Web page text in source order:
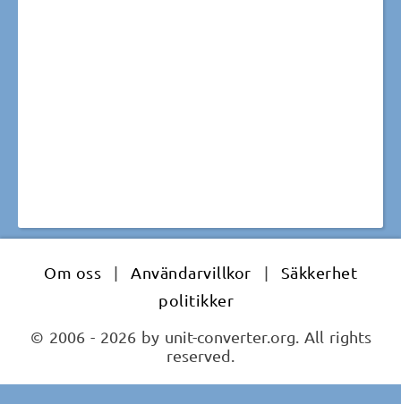
Om oss | Användarvillkor |
Säkkerhet
politikker
© 2006 - 2026 by unit-converter.org. All rights
reserved.